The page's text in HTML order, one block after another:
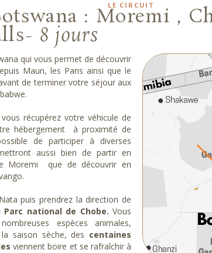
LE CIRCUIT
: Moremi ,
8 jours
qui vous permet de découvrir
Maun, les Pans ainsi que le
de terminer votre séjour aux
récupérez votre véhicule de
hébergement à proximité de
de participer à diverses
aussi bien de partir en
Moremi que de découvrir en
puis prendrez la direction de
Parc national de Chobe. Vous
espèces animales,
saison sèche, des centaines
viennent boire et se rafraîchir à